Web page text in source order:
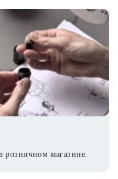
розничном магазине.